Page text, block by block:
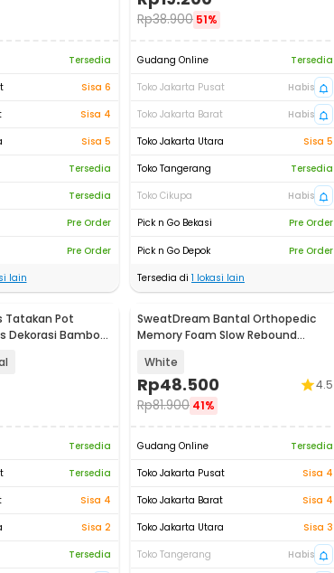
Tersedia
Sisa 6
Sisa 4
Sisa 5
Tersedia
Tersedia
Pre Order
Pre Order
lain
Rp38.900 51%
Gudang Online
Tersedia
Toko Jakarta Pusat
Habis
Toko Jakarta Barat
Habis
Toko Jakarta Utara
Sisa 5
Toko Tangerang
Tersedia
Toko Cikupa
Habis
Pick n Go Bekasi
Pre Order
Pick n Go Depok
Pre Order
Tersedia di 1 lokasi lain
Tatakan Pot
Dekorasi Bamboo
Tersedia
Tersedia
Sisa 4
Sisa 2
Tersedia
SweatDream Bantal Orthopedic
Memory Foam Slow Rebound
White
Rp48.500
Rp81.900 41%
4.5
Gudang Online
Tersedia
Toko Jakarta Pusat
Sisa 4
Toko Jakarta Barat
Sisa 4
Toko Jakarta Utara
Sisa 3
Toko Tangerang
Habis